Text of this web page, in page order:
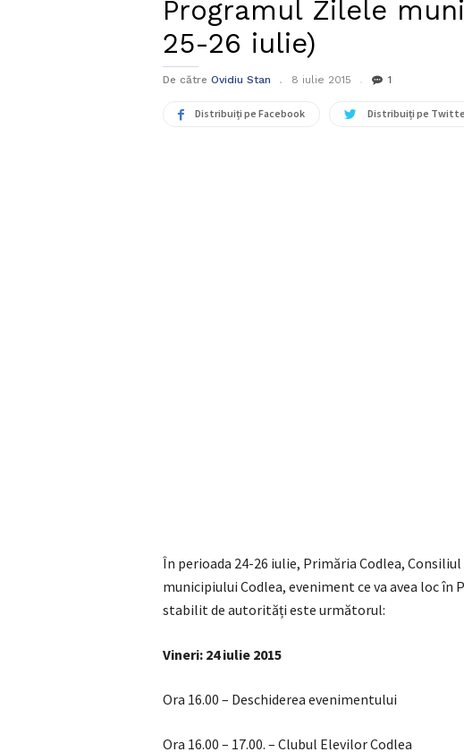
Programul Zilele
25-26 iulie)
De către Ovidiu Stan 8 iulie 2015 1
Distribuiți pe Facebook Distribuiți pe
În perioada 24-26 iulie, Primăria Codlea,
municipiului Codlea, eveniment ce va avea loc în
stabilit de autorități este următorul:
Vineri: 24 iulie 2015
Ora 16.00 – Deschiderea evenimentului
Ora 16.00 – 17.00. – Clubul Elevilor Codlea